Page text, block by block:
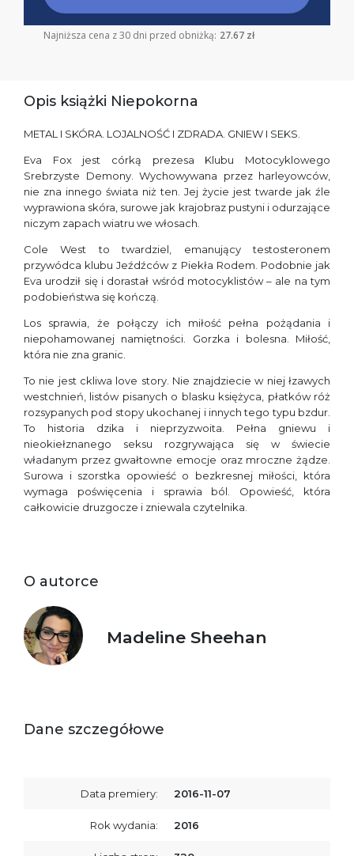
Najniższa cena z 30 dni przed obniżką: 27.67 zł
Opis książki Niepokorna
METAL I SKÓRA. LOJALNOŚĆ I ZDRADA. GNIEW I SEKS.
Eva Fox jest córką prezesa Klubu Motocyklowego
Srebrzyste Demony. Wychowywana przez harleyowców,
nie zna innego świata niż ten. Jej życie jest twarde jak źle
wyprawiona skóra, surowe jak krajobraz pustyni i odurzające
niczym zapach wiatru we włosach.
Cole West to twardziel, emanujący testosteronem
przywódca klubu Jeźdźców z Piekła Rodem. Podobnie jak
Eva urodził się i dorastał wśród motocyklistów – ale na tym
podobieństwa się kończą.
Los sprawia, że połączy ich miłość pełna pożądania i
niepohamowanej namiętności. Gorzka i bolesna. Miłość,
która nie zna granic.
To nie jest ckliwa love story. Nie znajdziecie w niej łzawych
westchnień, listów pisanych o blasku księżyca, płatków róż
rozsypanych pod stopy ukochanej i innych tego typu bzdur.
To historia dzika i nieprzyzwoita. Pełna gniewu i
nieokiełznanego seksu rozgrywająca się w świecie
władanym przez gwałtowne emocje oraz mroczne żądze.
Surowa i szorstka opowieść o bezkresnej miłości, która
wymaga poświęcenia i sprawia ból. Opowieść, która
całkowicie druzgocze i zniewala czytelnika.
O autorce
Madeline Sheehan
Dane szczegółowe
Data premiery: 2016-11-07
Rok wydania: 2016